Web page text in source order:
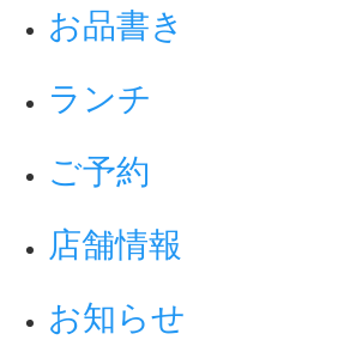
お品書き
ランチ
ご予約
店舗情報
お知らせ